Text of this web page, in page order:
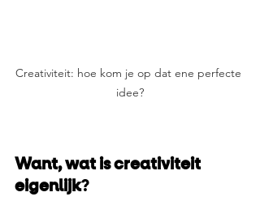
Creativiteit: hoe kom je op dat ene perfecte
idee?
Want, wat is creativiteit
eigenlijk?